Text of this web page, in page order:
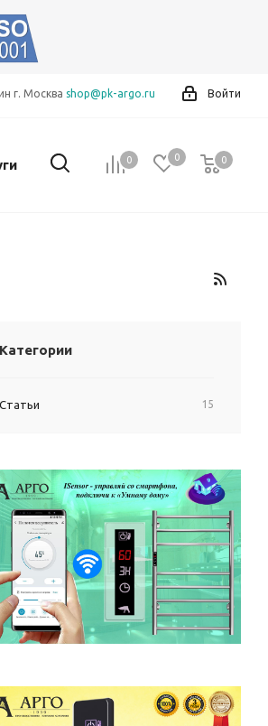
Войти
г. Москва shop@pk-argo.ru
0 0 0
0
Категории
Статьи 15